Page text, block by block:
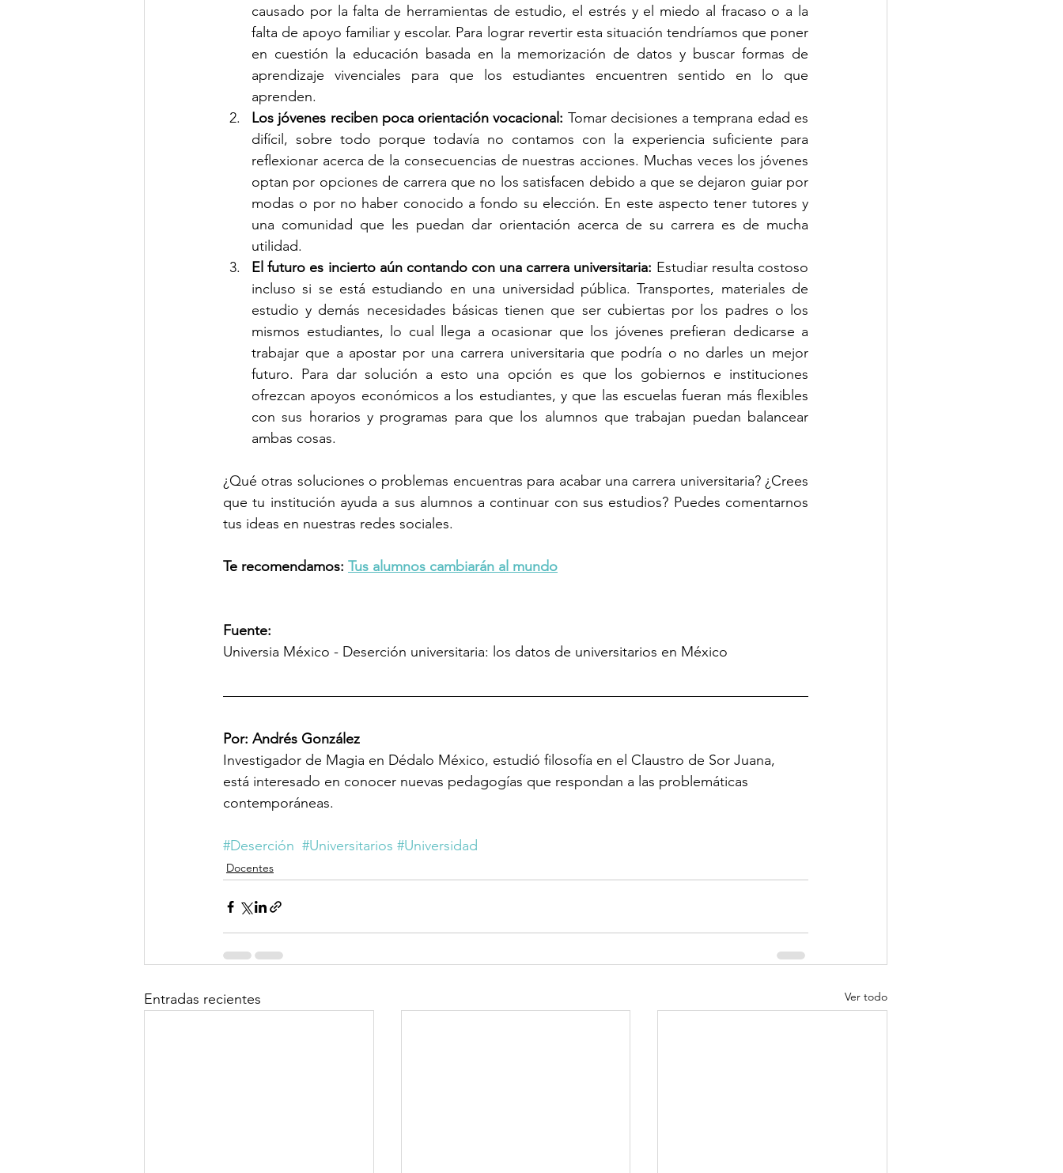
causado por la falta de herramientas de estudio, el estrés y el miedo al fracaso o a la
falta de apoyo familiar y escolar. Para lograr revertir esta situación tendríamos que poner
en cuestión la educación basada en la memorización de datos y buscar formas de
aprendizaje vivenciales para que los estudiantes encuentren sentido en lo que
aprenden.
Los jóvenes reciben poca orientación vocacional: Tomar decisiones a temprana edad es
difícil, sobre todo porque todavía no contamos con la experiencia suficiente para
reflexionar acerca de la consecuencias de nuestras acciones. Muchas veces los jóvenes
optan por opciones de carrera que no los satisfacen debido a que se dejaron guiar por
modas o por no haber conocido a fondo su elección. En este aspecto tener tutores y
una comunidad que les puedan dar orientación acerca de su carrera es de mucha
utilidad.
El futuro es incierto aún contando con una carrera universitaria: Estudiar resulta costoso
incluso si se está estudiando en una universidad pública. Transportes, materiales de
estudio y demás necesidades básicas tienen que ser cubiertas por los padres o los
mismos estudiantes, lo cual llega a ocasionar que los jóvenes prefieran dedicarse a
trabajar que a apostar por una carrera universitaria que podría o no darles un mejor
futuro. Para dar solución a esto una opción es que los gobiernos e instituciones
ofrezcan apoyos económicos a los estudiantes, y que las escuelas fueran más flexibles
con sus horarios y programas para que los alumnos que trabajan puedan balancear
ambas cosas.
¿Qué otras soluciones o problemas encuentras para acabar una carrera universitaria? ¿Crees
que tu institución ayuda a sus alumnos a continuar con sus estudios? Puedes comentarnos
tus ideas en nuestras redes sociales.
Te recomendamos: Tus alumnos cambiarán al mundo
Fuente:
Universia México - Deserción universitaria: los datos de universitarios en México
Por: Andrés González
Investigador de Magia en Dédalo México, estudió filosofía en el Claustro de Sor Juana,
está interesado en conocer nuevas pedagogías que respondan a las problemáticas
contemporáneas.
#Deserción #Universitarios #Universidad
Docentes
Entradas recientes Ver todo